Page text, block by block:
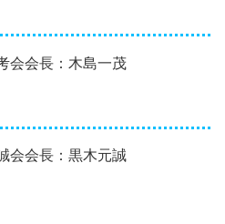
会会長：木島一茂
会会長：黒木元誠